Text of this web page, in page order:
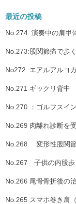
最近の投稿
No.274: 演奏中の肩甲
No.273:股関節痛で歩
No272 :エアルアルヨ
No.271 ギックリ背中
No.270 ：ゴルフスイ
No.269 肉離れ診断を
No.268 変形性股関節
No.267 子供の内股歩
No.266 尾骨骨折後の
No.265 スマホ巻き肩